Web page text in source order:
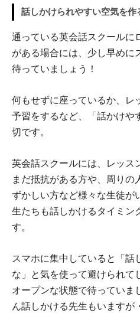
話しかけられやすい空気を作
通っている英会話スクールに
がある場合には、少し早めに
待っていましょう！
何もせずに座っているか、レ
予習をするなど、「話かけや
切です。
英会話スクールには、レッス
まだ抵抗がある方や、周り
ずかしい方など様々な生徒が
生たちも話しかけるタイミン
す。
スマホに集中していると「話
な」と気を使って避けられて
オープンな状態で待っていま
ん話しかける先生もいますが